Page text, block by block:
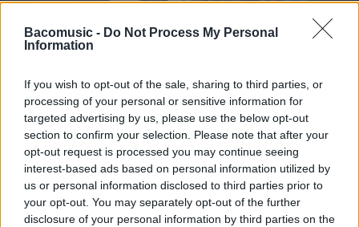
Bacomusic - Do Not Process My Personal
Information
If you wish to opt-out of the sale, sharing to third parties, or
processing of your personal or sensitive information for
targeted advertising by us, please use the below opt-out
section to confirm your selection. Please note that after your
opt-out request is processed you may continue seeing
interest-based ads based on personal information utilized by
us or personal information disclosed to third parties prior to
your opt-out. You may separately opt-out of the further
disclosure of your personal information by third parties on the